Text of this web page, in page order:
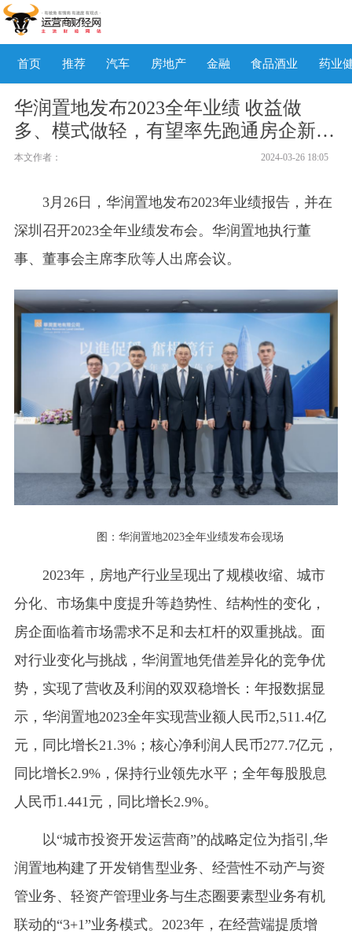
首页 推荐 汽车 房地产 金融 食品酒业 药业
华润置地发布2023全年业绩 收益做
多、模式做轻，有望率先跑通房企新模
式
本文作者： 2024-03-26 18:05
3月26日，华润置地发布2023年业绩报告，并在
深圳召开2023全年业绩发布会。华润置地执行董
事、董事会主席李欣等人出席会议。
图：华润置地2023全年业绩发布会现场
2023年，房地产行业呈现出了规模收缩、城市
分化、市场集中度提升等趋势性、结构性的变化，
房企面临着市场需求不足和去杠杆的双重挑战。面
对行业变化与挑战，华润置地凭借差异化的竞争优
势，实现了营收及利润的双双稳增长：年报数据显
示，华润置地2023全年实现营业额人民币2,511.4亿
元，同比增长21.3%；核心净利润人民币277.7亿元，
同比增长2.9%，保持行业领先水平；全年每股股息
人民币1.441元，同比增长2.9%。
以“城市投资开发运营商”的战略定位为指引,华
润置地构建了开发销售型业务、经营性不动产与资
管业务、轻资产管理业务与生态圈要素型业务有机
联动的“3+1”业务模式。2023年，在经营端提质增